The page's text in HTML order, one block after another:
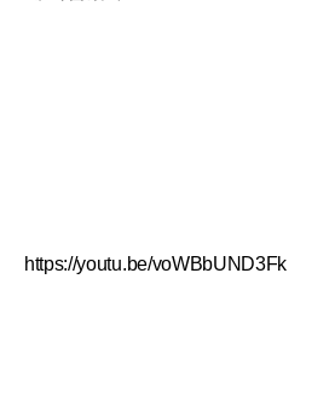
https://youtu.be/voWBbUND3Fk